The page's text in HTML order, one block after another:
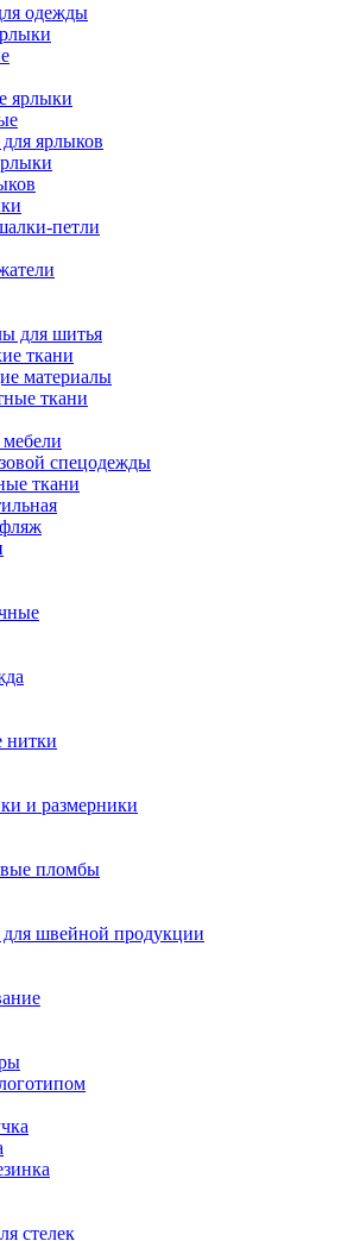
одежды
ярлыки
ярлыков
петли
для шитья
ткани
материалы
ткани
спецодежды
ткани
и размерники
пломбы
для швейной продукции
стелек